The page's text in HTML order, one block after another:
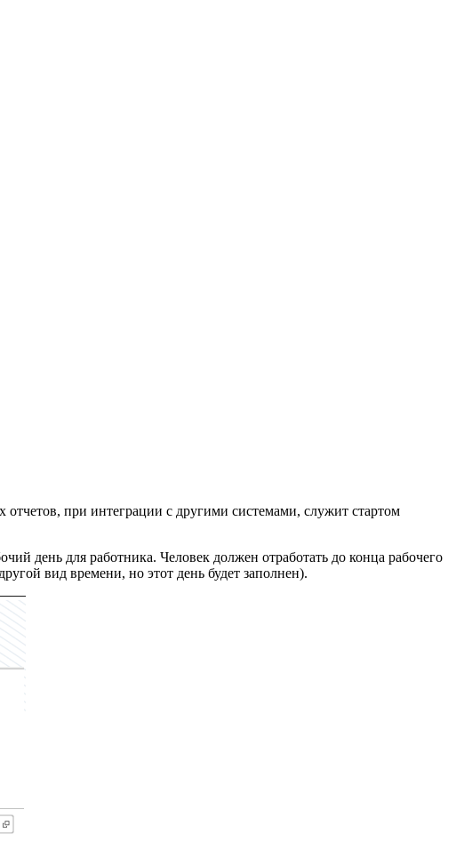
при интеграции с другими системами, служит стартом
день для работника. Человек должен отработать до конца рабочего
вид времени, но этот день будет заполнен).